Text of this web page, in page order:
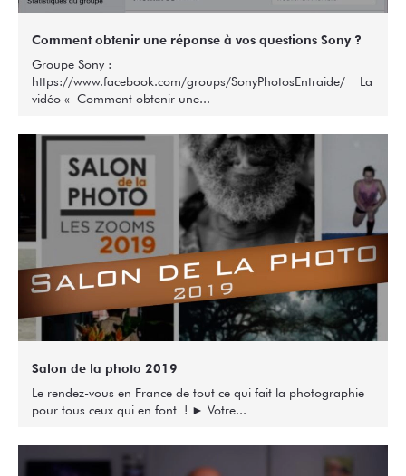
Comment obtenir une réponse à vos questions Sony ?
Groupe Sony :
https://www.facebook.com/groups/SonyPhotosEntraide/ La
vidéo « Comment obtenir une...
Salon de la photo 2019
Le rendez-vous en France de tout ce qui fait la photographie
pour tous ceux qui en font ! ► Votre...